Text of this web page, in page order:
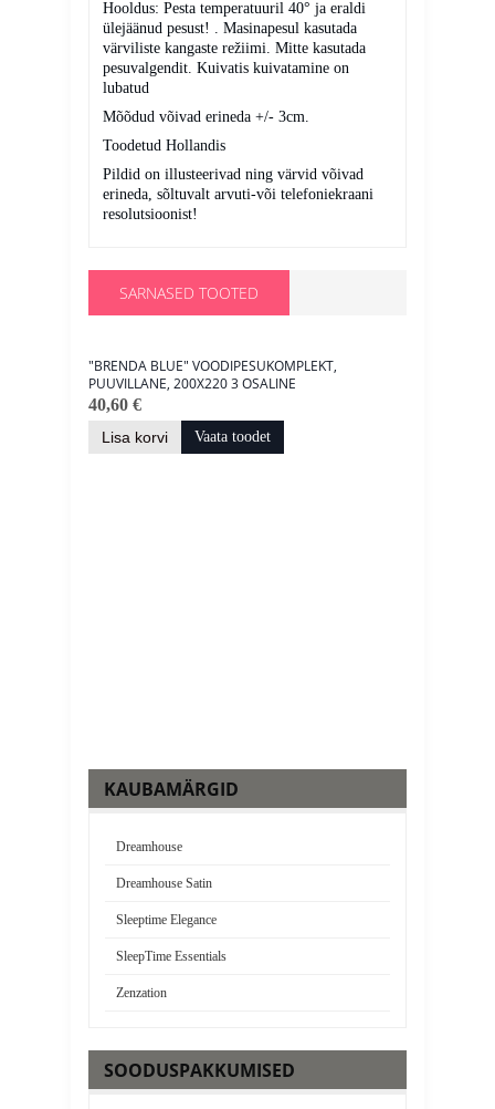
Hooldus: Pesta temperatuuril 40° ja eraldi
ülejäänud pesust! . Masinapesul kasutada
värviliste kangaste režiimi. Mitte kasutada
pesuvalgendit. Kuivatis kuivatamine on
lubatud
Mõõdud võivad erineda +/- 3cm.
Toodetud Hollandis
Pildid on illusteerivad ning värvid võivad
erineda, sõltuvalt arvuti-või telefoniekraani
resolutsioonist!
SARNASED TOOTED
"BRENDA BLUE" VOODIPESUKOMPLEKT,
PUUVILLANE, 200X220 3 OSALINE
40,60 €
Lisa korvi Vaata toodet
KAUBAMÄRGID
Dreamhouse
Dreamhouse Satin
Sleeptime Elegance
SleepTime Essentials
Zenzation
SOODUSPAKKUMISED